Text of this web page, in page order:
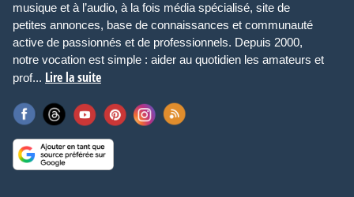
musique et à l’audio, à la fois média spécialisé, site de
petites annonces, base de connaissances et communauté
active de passionnés et de professionnels. Depuis 2000,
notre vocation est simple : aider au quotidien les amateurs et
prof... Lire la suite